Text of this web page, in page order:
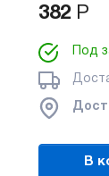
382 Р
Под
В